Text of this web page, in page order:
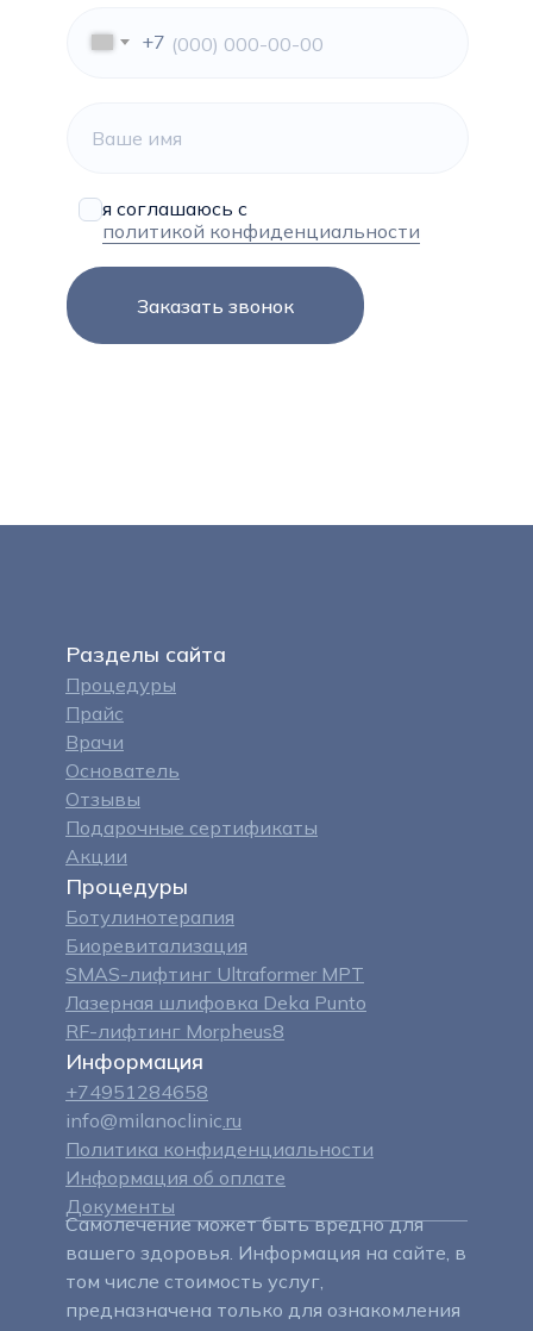
+7
я соглашаюсь с
политикой конфиденциальности
Заказать звонок
Разделы сайта
Процедуры
Прайс
Врачи
Основатель
Отзывы
Подарочные сертификаты
Акции
Процедуры
Ботулинотерапия
Биоревитализация
SMAS-лифтинг Ultraformer MPT
Лазерная шлифовка Deka Punto
RF-лифтинг Morpheus8
Информация
+74951284658
info@milanoclinic .ru
Политика конфиденциальности
Информация об оплате
Документы
Самолечение может быть вредно для
вашего здоровья. Информация на сайте, в
том числе стоимость услуг,
предназначена только для ознакомления